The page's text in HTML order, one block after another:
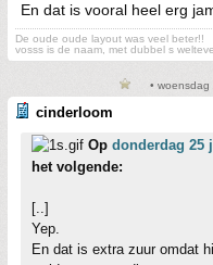
En dat is vooral heel erg
De oude oude layout was veel beter!!
vosss is de naam, met dubbel s
•
cinderloom
Op donderdag 25
het volgende:
[..]
Yep.
En dat is extra zuur omdat